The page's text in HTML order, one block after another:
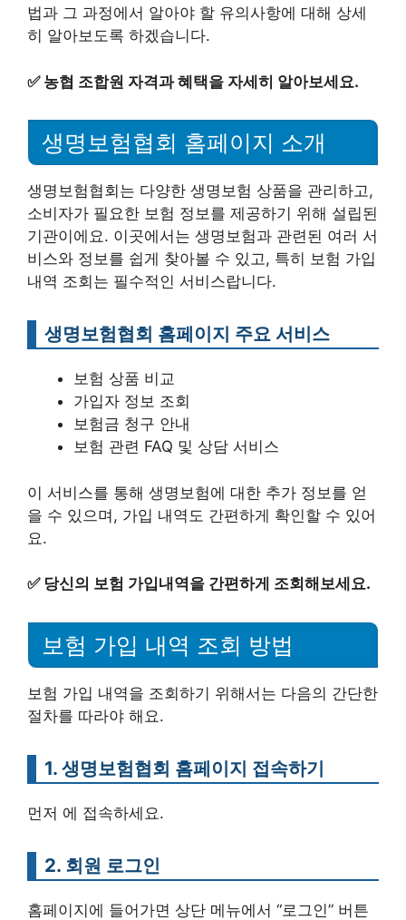
법과 그 과정에서 알아야 할 유의사항에 대해 상세
히 알아보도록 하겠습니다.
✅ 농협 조합원 자격과 혜택을 자세히 알아보세요.
생명보험협회 홈페이지 소개
생명보험협회는 다양한 생명보험 상품을 관리하고,
소비자가 필요한 보험 정보를 제공하기 위해 설립된
기관이에요. 이곳에서는 생명보험과 관련된 여러 서
비스와 정보를 쉽게 찾아볼 수 있고, 특히 보험 가입
내역 조회는 필수적인 서비스랍니다.
생명보험협회 홈페이지 주요 서비스
보험 상품 비교
가입자 정보 조회
보험금 청구 안내
보험 관련 FAQ 및 상담 서비스
이 서비스를 통해 생명보험에 대한 추가 정보를 얻
을 수 있으며, 가입 내역도 간편하게 확인할 수 있어
요.
✅ 당신의 보험 가입내역을 간편하게 조회해보세요.
보험 가입 내역 조회 방법
보험 가입 내역을 조회하기 위해서는 다음의 간단한
절차를 따라야 해요.
1. 생명보험협회 홈페이지 접속하기
먼저 에 접속하세요.
2. 회원 로그인
홈페이지에 들어가면 상단 메뉴에서 “로그인” 버튼